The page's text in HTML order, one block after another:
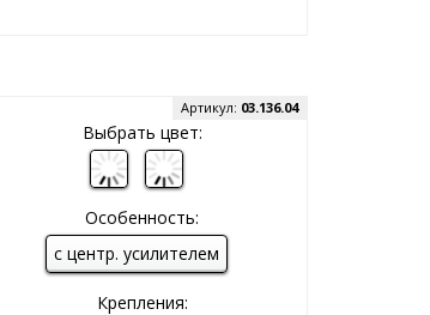
Артикул: 03.136.04
Выбрать цвет:
Особенность:
с центр. усилителем
Крепления: